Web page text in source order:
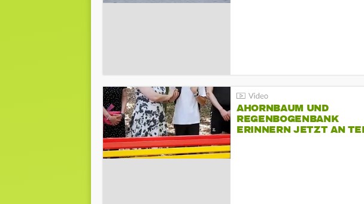
AHORNBAUM UND
REGENBOGENBANK
ERINNERN JETZT AN